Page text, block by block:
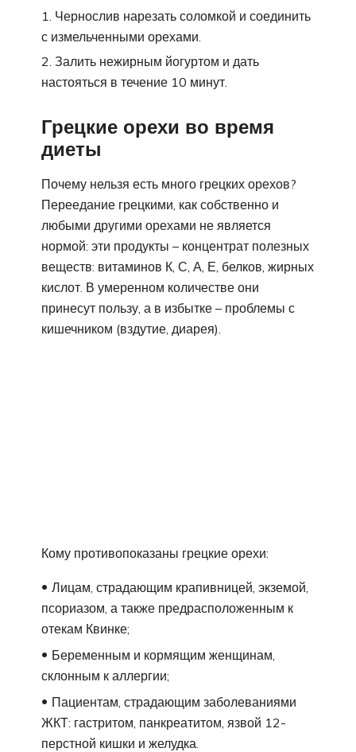
Чернослив нарезать соломкой и соединить
с измельченными орехами.
Залить нежирным йогуртом и дать
настояться в течение 10 минут.
Грецкие орехи во время
диеты
Почему нельзя есть много грецких орехов?
Переедание грецкими, как собственно и
любыми другими орехами не является
нормой: эти продукты – концентрат полезных
веществ: витаминов К, С, А, Е, белков, жирных
кислот. В умеренном количестве они
принесут пользу, а в избытке – проблемы с
кишечником (вздутие, диарея).
Кому противопоказаны грецкие орехи:
Лицам, страдающим крапивницей, экземой,
псориазом, а также предрасположенным к
отекам Квинке;
Беременным и кормящим женщинам,
склонным к аллергии;
Пациентам, страдающим заболеваниями
ЖКТ: гастритом, панкреатитом, язвой 12-
перстной кишки и желудка.